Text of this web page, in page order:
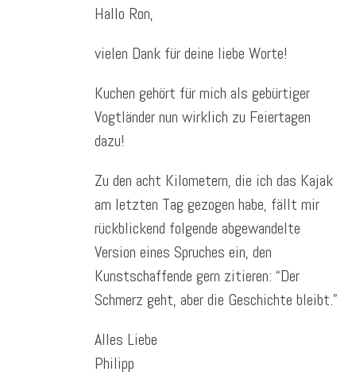
Hallo Ron,
vielen Dank für deine liebe Worte!
Kuchen gehört für mich als gebürtiger
Vogtländer nun wirklich zu Feiertagen
dazu!
Zu den acht Kilometern, die ich das Kajak
am letzten Tag gezogen habe, fällt mir
rückblickend folgende abgewandelte
Version eines Spruches ein, den
Kunstschaffende gern zitieren: “Der
Schmerz geht, aber die Geschichte bleibt.”
Alles Liebe
Philipp